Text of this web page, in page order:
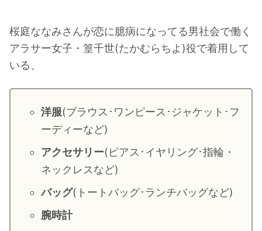
・松村北斗
・赤楚衛二
・木村拓哉（キムタク）
・佐藤健
玉森裕太
岡田将生
平野紫耀
山田裕貴
田中圭
桜庭ななみさんが恋に臆病になってる男社会で働く
アラサー女子・篁千世(たかむらちよ)役で着用して
いる、
洋服(ブラウス･ワンピース･ジャケット･フ
ーディーなど)
アクセサリー(ピアス･イヤリング･指輪・
ネックレスなど)
バッグ(トートバッグ･ランチバッグなど)
腕時計